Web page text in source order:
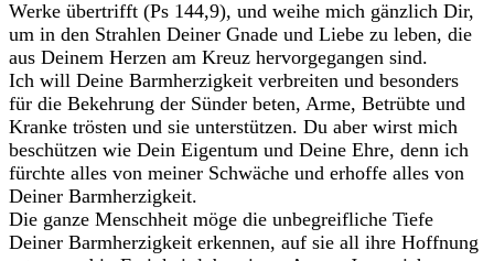
Werke übertrifft (Ps 144,9), und weihe mich gänzlich Dir,
um in den Strahlen Deiner Gnade und Liebe zu leben, die
aus Deinem Herzen am Kreuz hervorgegangen sind.
Ich will Deine Barmherzigkeit verbreiten und besonders
für die Bekehrung der Sünder beten, Arme, Betrübte und
Kranke trösten und sie unterstützen. Du aber wirst mich
beschützen wie Dein Eigentum und Deine Ehre, denn ich
fürchte alles von meiner Schwäche und erhoffe alles von
Deiner Barmherzigkeit.
Die ganze Menschheit möge die unbegreifliche Tiefe
Deiner Barmherzigkeit erkennen, auf sie all ihre Hoffnung